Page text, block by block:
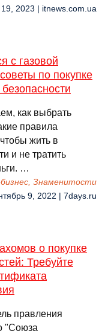
2023 | itnews.com.ua
с газовой
по покупке
как выбрать
правила
жить в
и не тратить
…
Знаменитости
9, 2022 | 7days.ru
о покупке
Требуйте
правления
"Союза